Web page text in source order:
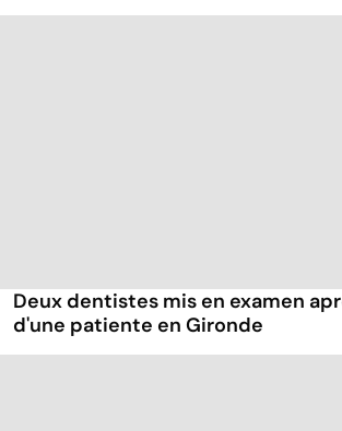
Deux dentistes mis en examen
d'une patiente en Gironde